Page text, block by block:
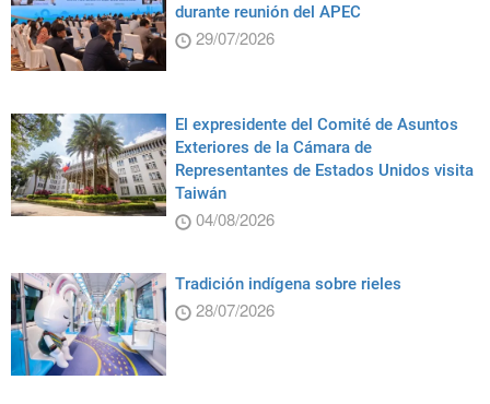
durante reunión del APEC
29/07/2026
El expresidente del Comité de Asuntos
Exteriores de la Cámara de
Representantes de Estados Unidos visita
Taiwán
04/08/2026
Tradición indígena sobre rieles
28/07/2026